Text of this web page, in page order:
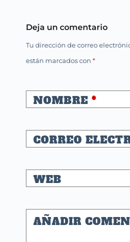
Deja un comentario
Tu dirección de correo
están marcados con*
NOMBRE *
CORREO
WEB
AÑADIR